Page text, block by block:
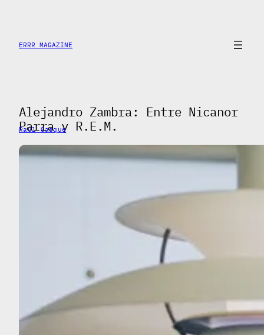
contenido
ERRR MAGAZINE
Alejandro Zambra: Entre Nicanor
Parra y R.E.M.
Raúl Gasque